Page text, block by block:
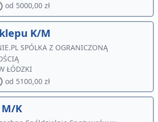
od 5000,00 zł
K/M
SPÓLKA Z OGRANICZONĄ
ŁÓDZKI
od 5100,00 zł
K